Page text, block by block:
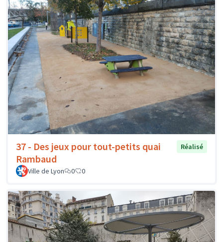
37 - Des jeux pour tout-petits quai
Rambaud
Réalisé
Ville de Lyon 0 0